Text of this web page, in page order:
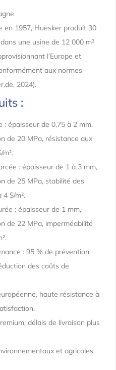
en 1957, Huesker produit 30
une usine de 12 000 m²
l’Europe et
aux normes
2024).
:
: épaisseur de 0,75 à 2 mm,
de 20 MPa, résistance aux
: épaisseur de 1 à 3 mm,
de 25 MPa, stabilité des
$/m².
: épaisseur de 1 mm,
de 22 MPa, imperméabilité
: 95 % de prévention
des coûts de
haute résistance à
délais de livraison plus
et agricoles